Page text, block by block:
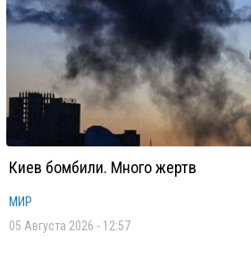
Киев бомбили. Много жертв
МИР
05 Августа 2026 - 12:57